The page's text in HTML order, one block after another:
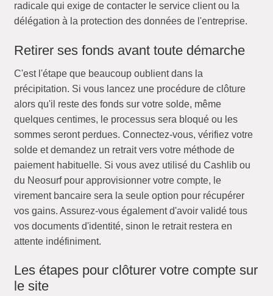
radicale qui exige de contacter le service client ou la
délégation à la protection des données de l'entreprise.
Retirer ses fonds avant toute démarche
C'est l'étape que beaucoup oublient dans la
précipitation. Si vous lancez une procédure de clôture
alors qu'il reste des fonds sur votre solde, même
quelques centimes, le processus sera bloqué ou les
sommes seront perdues. Connectez-vous, vérifiez votre
solde et demandez un retrait vers votre méthode de
paiement habituelle. Si vous avez utilisé du Cashlib ou
du Neosurf pour approvisionner votre compte, le
virement bancaire sera la seule option pour récupérer
vos gains. Assurez-vous également d'avoir validé tous
vos documents d'identité, sinon le retrait restera en
attente indéfiniment.
Les étapes pour clôturer votre compte sur
le site